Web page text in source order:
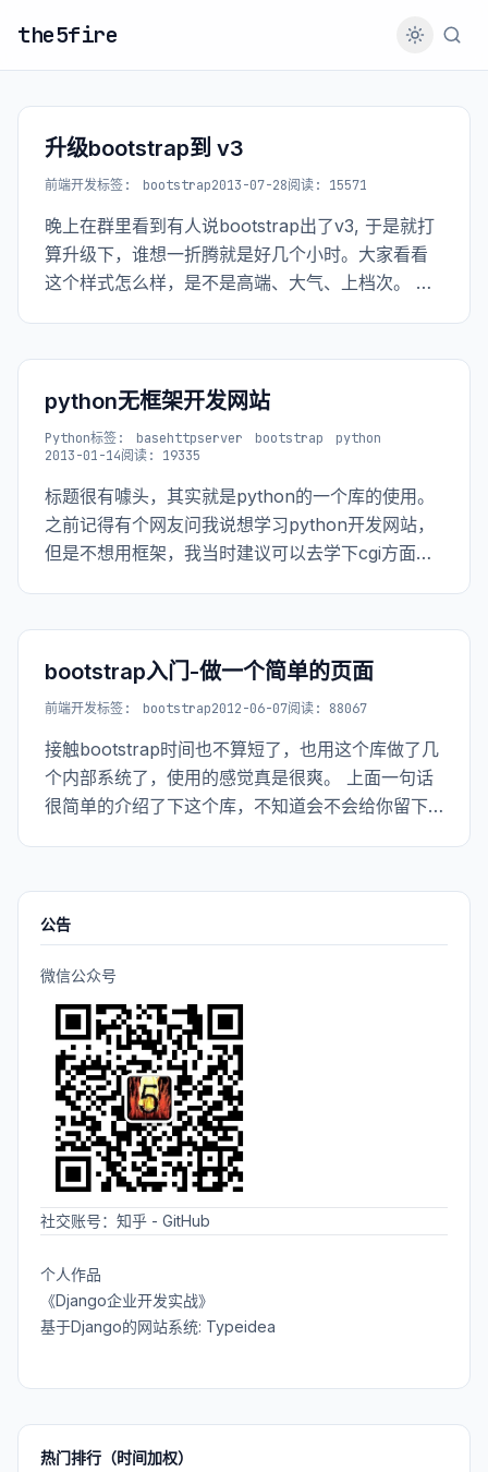
the5fire
升级bootstrap到 v3
前端开发标签: bootstrap2013-07-28阅读: 15571
晚上在群里看到有人说bootstrap出了v3, 于是就打
算升级下，谁想一折腾就是好几个小时。大家看看
这个样式怎么样，是不是高端、大气、上档次。 木
python无框架开发网站
Python标签: basehttpserver bootstrap
python
2013-01-14阅读: 19335
标题很有噱头，其实就是python的一个库的使用。
之前记得有个网友问我说想学习python开发网站，
但是不想用框架，我当时建议可以去学下cgi方面的
bootstrap入门-做一个简单的页面
前端开发标签: bootstrap2012-06-07阅读: 88067
接触bootstrap时间也不算短了，也用这个库做了几
个内部系统了，使用的感觉真是很爽。 上面一句话
很简单的介绍了下这个库，不知道会不会给你留下
和js的接口（标准），只要你调
公告
微信公众号
社交账号： 知乎 - GitHub
个人作品
《Django企业开发实战》
基于Django的网站系统: Typeidea
热门排行（时间加权）